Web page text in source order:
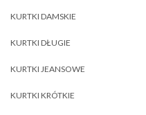
KURTKI DAMSKIE
KURTKI DŁUGIE
KURTKI JEANSOWE
KURTKI KRÓTKIE